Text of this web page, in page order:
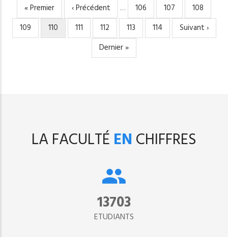
PAGINATION
Première
page
« Premier
Page
précédente
‹ Précédent … Page
106 Page
107 Page
108
Page
109
Page
courante
110 Page
111 Page
112 Page
113 Page
114
Page
suivante
Suivant ›
Dernière
page
Dernier »
LA FACULTÉ EN CHIFFRES
15302
ETUDIANTS